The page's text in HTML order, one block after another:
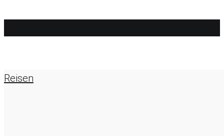
QUEENS
Reisen